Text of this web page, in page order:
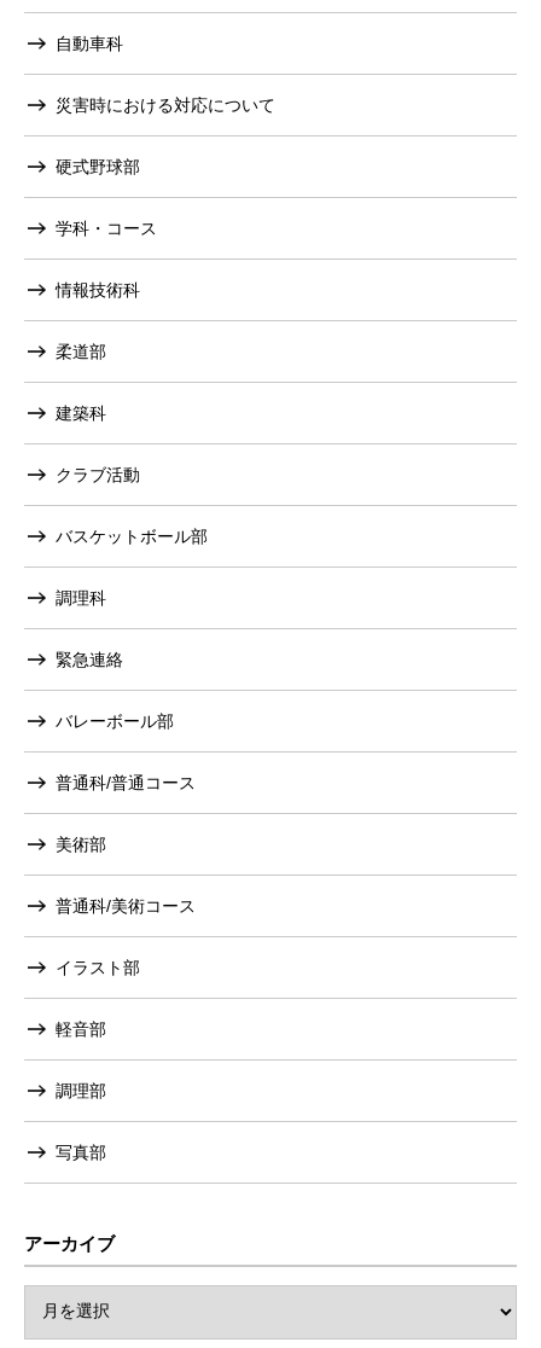
自動車科
災害時における対応について
硬式野球部
学科・コース
情報技術科
柔道部
建築科
クラブ活動
バスケットボール部
調理科
緊急連絡
バレーボール部
普通科/普通コース
美術部
普通科/美術コース
イラスト部
軽音部
調理部
写真部
アーカイブ